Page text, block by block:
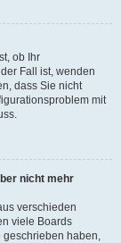
ob Ihr
Fall ist, wenden
dass Sie nicht
mit
nicht mehr
verschieden
viele Boards
geschrieben haben,